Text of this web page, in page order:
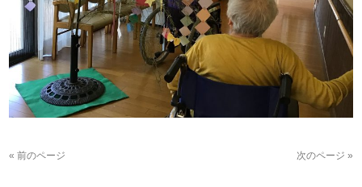
« 前のページ 次のページ »